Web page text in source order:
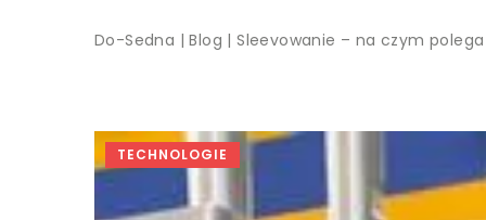
Do-Sedna |Blog |Sleevowanie – na czym
TECHNOLOGIE